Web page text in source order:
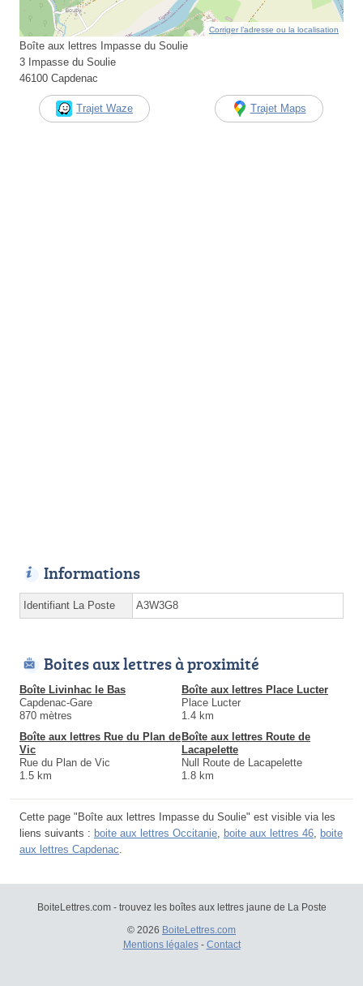
Corriger l’adresse ou la localisation
Boîte aux lettres Impasse du Soulie
3 Impasse du Soulie
46100 Capdenac
Trajet Waze Trajet Maps
Informations
Identifiant La Poste A3W3G8
Boites aux lettres à proximité
Boîte Livinhac le Bas
Capdenac-Gare
870 mètres
Boîte aux lettres Place Lucter
Place Lucter
1.4 km
Boîte aux lettres Rue du Plan de
Vic
Rue du Plan de Vic
1.5 km
Boîte aux lettres Route de
Lacapelette
Null Route de Lacapelette
1.8 km
Cette page "Boîte aux lettres Impasse du Soulie" est visible via les
liens suivants : boite aux lettres Occitanie boite aux lettres 46 boite
aux lettres Capdenac
BoiteLettres.com - trouvez les boîtes aux lettres jaune de La Poste
© 2026 BoiteLettres.com
Mentions légales- Contact